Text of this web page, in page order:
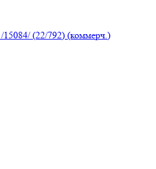
(22/792) (коммерч.)